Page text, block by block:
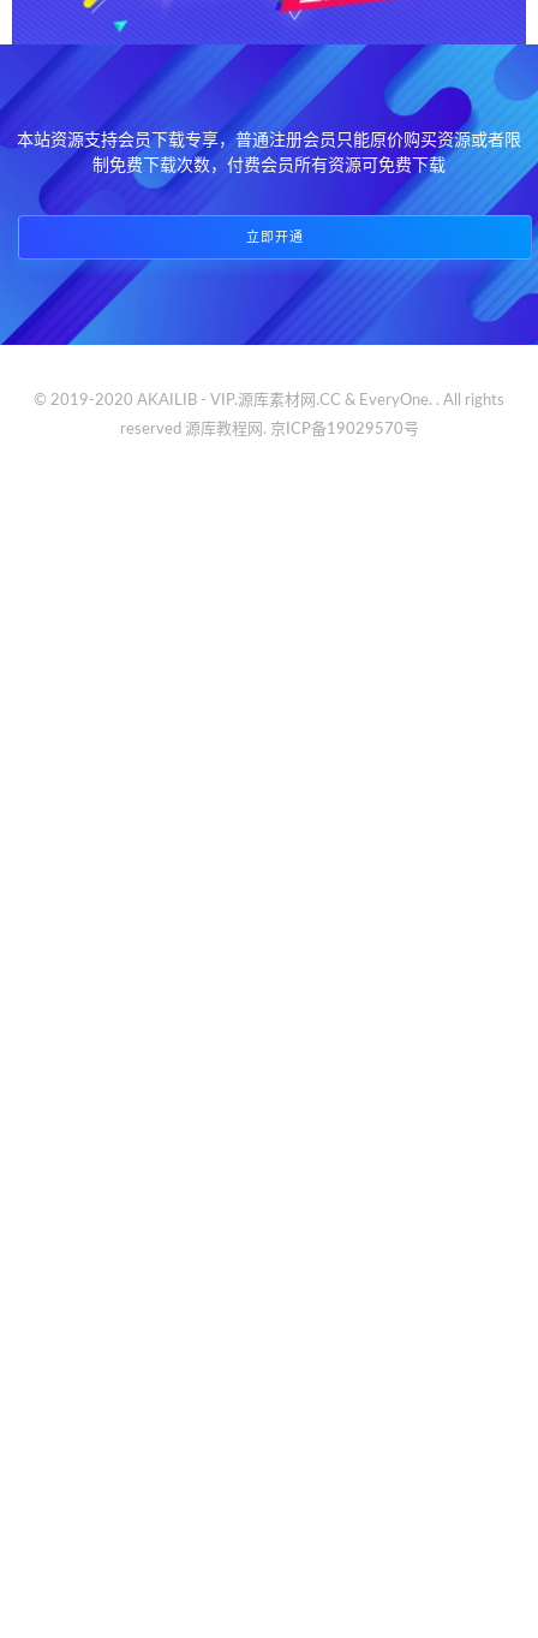
本站资源支持会员下载专享，普通注册会员只能原价购买资源或者限
制免费下载次数，付费会员所有资源可免费下载
立即开通
© 2019-2020 AKAILIB - VIP.源库素材网.CC & EveryOne. . All rights
reserved 源库教程网. 京ICP备19029570号